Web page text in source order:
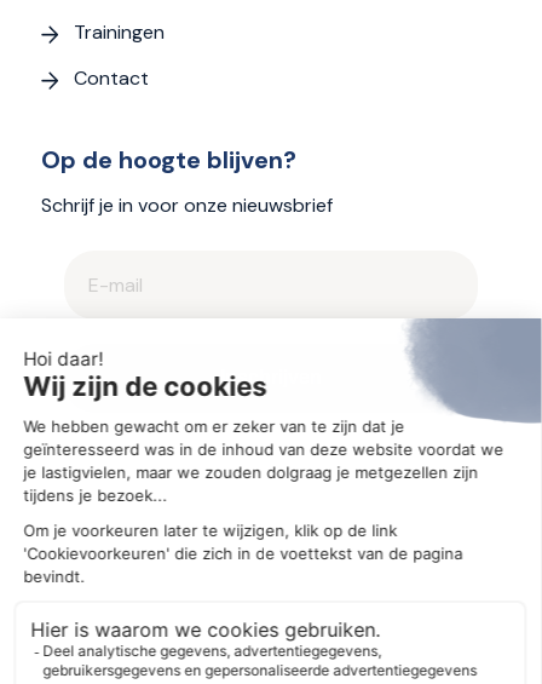
Trainingen
Contact
Op de hoogte blijven?
Schrijf je in voor onze nieuwsbrief
2025 © Aegis
Privacybeleid en cookieverklaring
Cookie-instellingen